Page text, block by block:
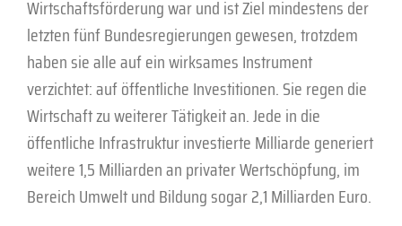
Wirtschaftsförderung war und ist Ziel mindestens der
letzten fünf Bundesregierungen gewesen, trotzdem
haben sie alle auf ein wirksames Instrument
verzichtet: auf öffentliche Investitionen. Sie regen die
Wirtschaft zu weiterer Tätigkeit an. Jede in die
öffentliche Infrastruktur investierte Milliarde generiert
weitere 1,5 Milliarden an privater Wertschöpfung, im
Bereich Umwelt und Bildung sogar 2,1 Milliarden Euro.